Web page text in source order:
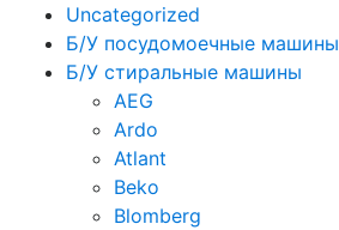
Uncategorized
Б/У посудомоечные машины
Б/У стиральные машины
AEG
Ardo
Atlant
Beko
Blomberg